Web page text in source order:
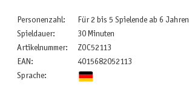
Personenzahl:
Für 2 bis 5 Spielende ab 6 Jahren
Spieldauer:
30 Minuten
Artikelnummer:
ZOC52113
EAN:
4015682052113
Sprache: